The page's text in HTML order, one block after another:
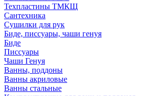
Техпластины ТМКЩ
Сантехника
Сушилки для рук
Биде, писсуары, чаши генуя
Биде
Писсуары
Чаши Генуя
Ванны, поддоны
Ванны акриловые
Ванны стальные